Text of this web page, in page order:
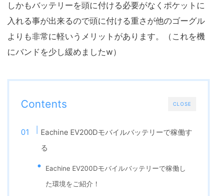
しかもバッテリーを頭に付ける必要がなくポケットに
入れる事が出来るので頭に付ける重さが他のゴーグル
よりも非常に軽いうメリットがあります。（これを機
にバンドを少し緩めましたw）
CLOSE
Contents
Eachine EV200Dモバイルバッテリーで稼働す
る
Eachine EV200Dモバイルバッテリーで稼働し
た環境をご紹介！